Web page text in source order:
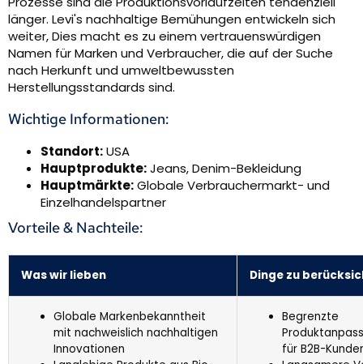
länger. Levi's nachhaltige Bemühungen entwickeln sich
weiter, Dies macht es zu einem vertrauenswürdigen
Namen für Marken und Verbraucher, die auf der Suche
nach Herkunft und umweltbewussten
Herstellungsstandards sind.
Wichtige Informationen:
Standort:USA
Hauptprodukte:Jeans, Denim-Bekleidung
Hauptmärkte:Globale Verbrauchermarkt- und
Einzelhandelspartner
Vorteile & Nachteile:
Was wir lieben Dinge zu
Globale Markenbekanntheit
mit nachweislich nachhaltigen
Innovationen
Begrenzte
für B2B-